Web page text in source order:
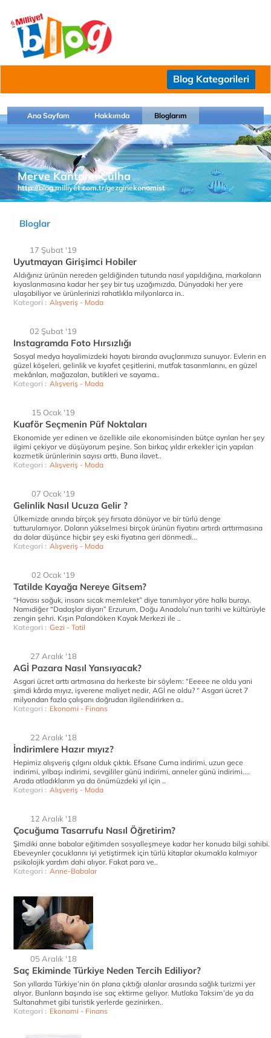
Blog Kategorileri
Ana Sayfam Hakkımda Bloglarım
Merve Kantarcı Çulha
http://blog.milliyet.com.tr/gezginekonomist
Bloglar
17 Şubat '19
Uyutmayan Girişimci Hobiler
Aldığınız ürünün nereden geldiğinden tutunda nasıl yapıldığına, markaların
kıyaslanmasına kadar her şey bir tuş uzağımızda. Dünyadaki her yere
ulaşabiliyor ve ürünlerinizi rahatlıkla milyonlarca in..
Kategori : Alışveriş - Moda
02 Şubat '19
Instagramda Foto Hırsızlığı
Sosyal medya hayalimizdeki hayatı biranda avuçlarımıza sunuyor. Evlerin en
güzel köşeleri, gelinlik ve kıyafet çeşitlerini, mutfak tasarımlarını, en güzel
mekânları, mağazaları, butikleri ve sayama..
Kategori : Alışveriş - Moda
15 Ocak '19
Kuaför Seçmenin Püf Noktaları
Ekonomide yer edinen ve özellikle aile ekonomisinden bütçe ayrılan her şey
ilgimi çekiyor ve düşüyorum peşine. Son birkaç yıldır erkekler için yapılan
kozmetik ürünlerinin sayısı arttı. Buna ilavet..
Kategori : Alışveriş - Moda
07 Ocak '19
Gelinlik Nasıl Ucuza Gelir ?
Ülkemizde anında birçok şey fırsata dönüyor ve bir türlü denge
tutturulamıyor. Doların yükselmesi birçok ürünün fiyatını artırdı arttırmasına
da dolar düşünce hiçbir şey eski fiyatına geri dönmedi...
Kategori : Alışveriş - Moda
02 Ocak '19
Tatilde Kayağa Nereye Gitsem?
“Havası soğuk, insanı sıcak memleket” diye tanımlıyor yöre halkı burayı.
Namıdiğer “Dadaşlar diyarı” Erzurum, Doğu Anadolu’nun tarihi ve kültürüyle
zengin şehri. Kışın Palandöken Kayak Merkezi ile ..
Kategori : Gezi - Tatil
27 Aralık '18
AGİ Pazara Nasıl Yansıyacak?
Asgari ücret arttı artmasına da herkeste bir söylem: “Eeeee ne oldu yani
şimdi kârda mıyız, işverene maliyet nedir, AGİ ne oldu? “ Asgari ücret 7
milyondan fazla çalışanı doğrudan ilgilendirirken a..
Kategori : Ekonomi - Finans
22 Aralık '18
İndirimlere Hazır mıyız?
Hepimiz alışveriş çılgını olduk çıktık. Efsane Cuma indirimi, uzun gece
indirimi, yılbaşı indirimi, sevgililer günü indirimi, anneler günü indirimi....
Arada atladıklarım ya da önümüzdeki yıl için ..
Kategori : Alışveriş - Moda
12 Aralık '18
Çocuğuma Tasarrufu Nasıl Öğretirim?
Şimdiki anne babalar eğitimden sosyalleşmeye kadar her konuda bilgi sahibi.
Ebeveynler çocuklarını iyi yetiştirmek için türlü kitaplar okumakla kalmıyor
psikolojik yardım dahi alıyor. Fakat para ve..
Kategori : Anne-Babalar
05 Aralık '18
Saç Ekiminde Türkiye Neden Tercih Ediliyor?
Son yıllarda Türkiye’nin ön plana çıktığı alanlar arasında sağlık turizmi yer
alıyor. Bunların başında ise saç ektirme geliyor. Mutlaka Taksim’de ya da
Sultanahmet gibi turistik yerlerde gezinirken..
Kategori : Ekonomi - Finans